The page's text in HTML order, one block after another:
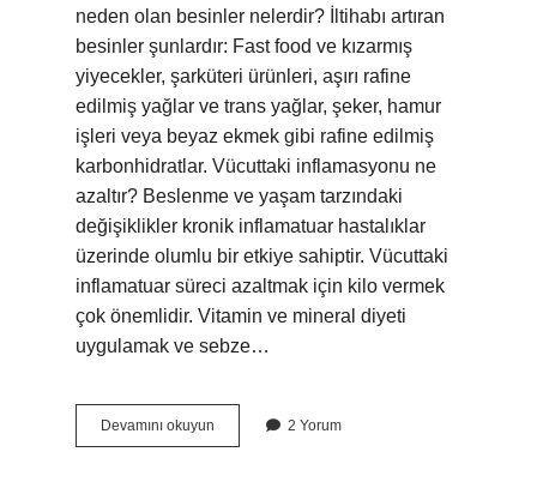
neden olan besinler nelerdir? İltihabı artıran
besinler şunlardır: Fast food ve kızarmış
yiyecekler, şarküteri ürünleri, aşırı rafine
edilmiş yağlar ve trans yağlar, şeker, hamur
işleri veya beyaz ekmek gibi rafine edilmiş
karbonhidratlar. Vücuttaki inflamasyonu ne
azaltır? Beslenme ve yaşam tarzındaki
değişiklikler kronik inflamatuar hastalıklar
üzerinde olumlu bir etkiye sahiptir. Vücuttaki
inflamatuar süreci azaltmak için kilo vermek
çok önemlidir. Vitamin ve mineral diyeti
uygulamak ve sebze…
Devamını okuyun İNflamasyonu
Ne
2 Yorum